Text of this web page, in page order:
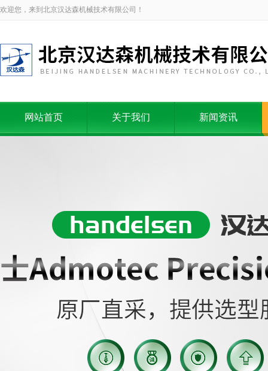
欢迎您，来到北京汉达森机械技术有限公司！
网站首页 关于我们 新闻资讯